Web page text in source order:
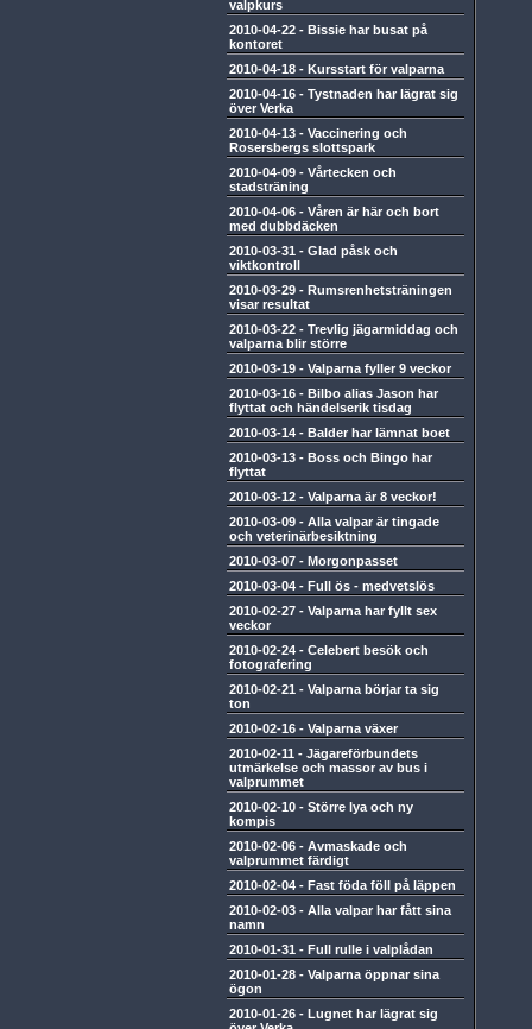
valpkurs
2010-04-22 - Bissie har busat på
kontoret
2010-04-18 - Kursstart för valparna
2010-04-16 - Tystnaden har lägrat sig
över Verka
2010-04-13 - Vaccinering och
Rosersbergs slottspark
2010-04-09 - Vårtecken och
stadsträning
2010-04-06 - Våren är här och bort
med dubbdäcken
2010-03-31 - Glad påsk och
viktkontroll
2010-03-29 - Rumsrenhetsträningen
visar resultat
2010-03-22 - Trevlig jägarmiddag och
valparna blir större
2010-03-19 - Valparna fyller 9 veckor
2010-03-16 - Bilbo alias Jason har
flyttat och händelserik tisdag
2010-03-14 - Balder har lämnat boet
2010-03-13 - Boss och Bingo har
flyttat
2010-03-12 - Valparna är 8 veckor!
2010-03-09 - Alla valpar är tingade
och veterinärbesiktning
2010-03-07 - Morgonpasset
2010-03-04 - Full ös - medvetslös
2010-02-27 - Valparna har fyllt sex
veckor
2010-02-24 - Celebert besök och
fotografering
2010-02-21 - Valparna börjar ta sig
ton
2010-02-16 - Valparna växer
2010-02-11 - Jägareförbundets
utmärkelse och massor av bus i
valprummet
2010-02-10 - Större lya och ny
kompis
2010-02-06 - Avmaskade och
valprummet färdigt
2010-02-04 - Fast föda föll på läppen
2010-02-03 - Alla valpar har fått sina
namn
2010-01-31 - Full rulle i valplådan
2010-01-28 - Valparna öppnar sina
ögon
2010-01-26 - Lugnet har lägrat sig